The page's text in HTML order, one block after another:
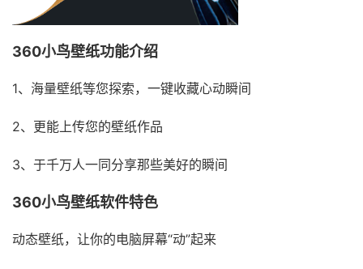
360小鸟壁纸功能介绍
1、海量壁纸等您探索，一键收藏心动瞬间
2、更能上传您的壁纸作品
3、于千万人一同分享那些美好的瞬间
360小鸟壁纸软件特色
动态壁纸，让你的电脑屏幕“动”起来